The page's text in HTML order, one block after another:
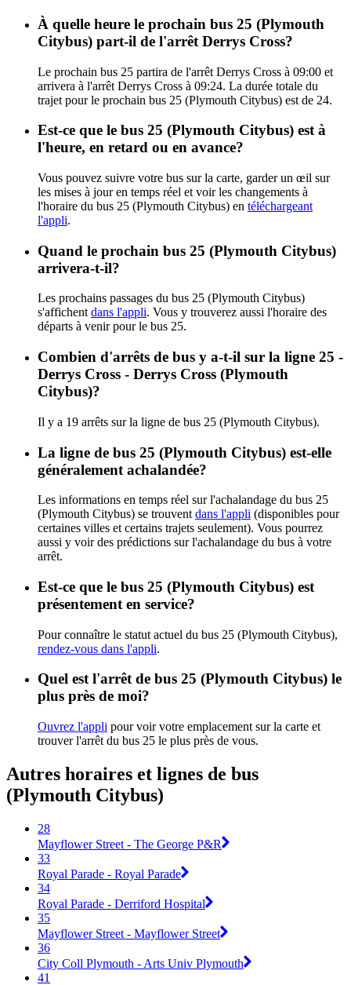
À quelle heure le prochain bus 25 (Plymouth
Citybus) part-il de l'arrêt Derrys Cross?
Le prochain bus 25 partira de l'arrêt Derrys Cross à 09:00 et
arrivera à l'arrêt Derrys Cross à 09:24. La durée totale du
trajet pour le prochain bus 25 (Plymouth Citybus) est de 24.
Est-ce que le bus 25 (Plymouth Citybus) est à
l'heure, en retard ou en avance?
Vous pouvez suivre votre bus sur la carte, garder un œil sur
les mises à jour en temps réel et voir les changements à
l'horaire du bus 25 (Plymouth Citybus) en téléchargeant
l'appli.
Quand le prochain bus 25 (Plymouth Citybus)
arrivera-t-il?
Les prochains passages du bus 25 (Plymouth Citybus)
s'affichent dans l'appli. Vous y trouverez aussi l'horaire des
départs à venir pour le bus 25.
Combien d'arrêts de bus y a-t-il sur la ligne 25 -
Derrys Cross - Derrys Cross (Plymouth
Citybus)?
Il y a 19 arrêts sur la ligne de bus 25 (Plymouth Citybus).
La ligne de bus 25 (Plymouth Citybus) est-elle
généralement achalandée?
Les informations en temps réel sur l'achalandage du bus 25
(Plymouth Citybus) se trouvent dans l'appli (disponibles pour
certaines villes et certains trajets seulement). Vous pourrez
aussi y voir des prédictions sur l'achalandage du bus à votre
arrêt.
Est-ce que le bus 25 (Plymouth Citybus) est
présentement en service?
Pour connaître le statut actuel du bus 25 (Plymouth Citybus),
rendez-vous dans l'appli.
Quel est l'arrêt de bus 25 (Plymouth Citybus) le
plus près de moi?
Ouvrez l'appli pour voir votre emplacement sur la carte et
trouver l'arrêt du bus 25 le plus près de vous.
Autres horaires et lignes de bus
(Plymouth Citybus)
28
Mayflower Street - The George P&R
33
Royal Parade - Royal Parade
34
Royal Parade - Derriford Hospital
35
Mayflower Street - Mayflower Street
36
City Coll Plymouth - Arts Univ Plymouth
41